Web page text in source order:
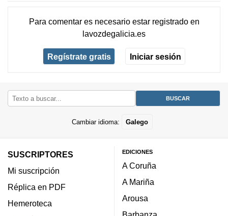
Para comentar es necesario estar registradoen
lavozdegalicia.es
Regístrate gratis Iniciar sesión
Cambiar idioma: Galego
SUSCRIPTORES
Mi suscripción
Réplica en PDF
Hemeroteca
EDICIONES
A Coruña
A Mariña
Arousa